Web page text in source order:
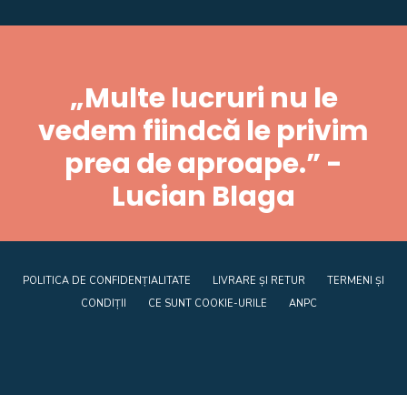
„Multe lucruri nu le
vedem fiindcă le privim
prea de aproape.” -
Lucian Blaga
POLITICA DE CONFIDENȚIALITATE LIVRARE ȘI RETUR
TERMENI ȘI
CONDIȚII
CE SUNT COOKIE-URILE ANPC